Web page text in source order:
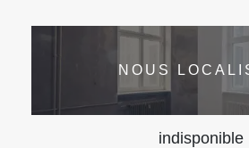
NOUS
indisponible